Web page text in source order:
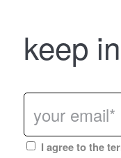
keep
I agree to the